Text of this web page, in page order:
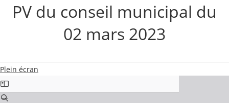
PV du conseil municipal du
02 mars 2023
Plein écran
Aller
au